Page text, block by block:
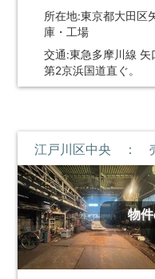
所在地:東京都大田
庫・工場
交通:東急多摩川線 矢
第2京浜国道直ぐ。
江戸川区中央 ：
物